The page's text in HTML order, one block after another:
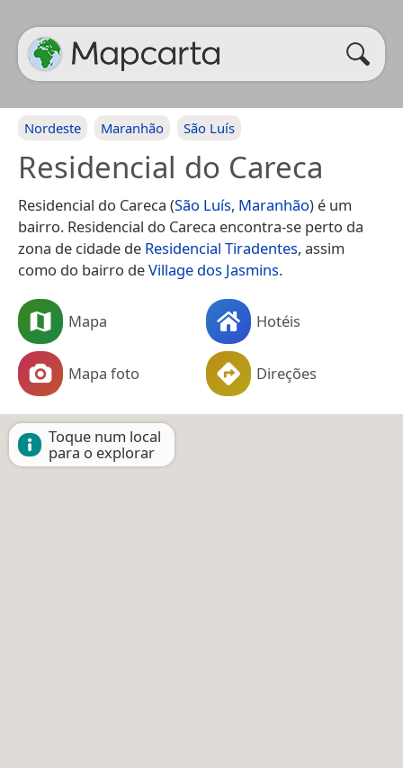
Nordeste Maranhão São Luís
Residencial do Careca
Residencial do Careca (São Luís, Maranhão) é um
bairro. Residencial do Careca encontra-se perto da
zona de cidade de Residencial Tiradentes, assim
como do bairro deVillage dos Jasmins.
Mapa Hotéis
Mapa foto Direções
Toque num local
para o explorar